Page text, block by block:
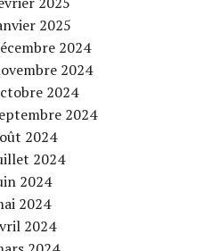
2025
2024
2024
2024
2024
2024
2024
2024
2024
2024